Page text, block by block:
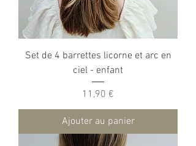
Set de 4 barrettes licorne et arc en
ciel - enfant
Prix
11,90 €
Ajouter au panier